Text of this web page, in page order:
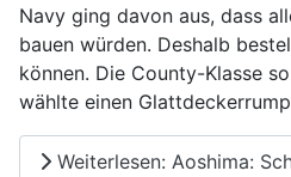
Navy ging davon aus, dass
bauen würden. Deshalb
können. Die County-Klasse
wählte einen
Weiterlesen: Aoshima: